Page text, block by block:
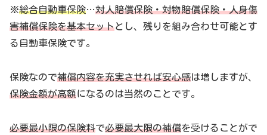
※総合自動車保険…対人賠償保険・対物賠償保険・人身傷
害補償保険を基本セットとし、残りを組み合わせ可能とす
る自動車保険です。
保険なので補償内容を充実させれば安心感は増しますが、
保険金額が高額になるのは当然のことです。
必要最小限の保険料で必要最大限の補償を受けることがで